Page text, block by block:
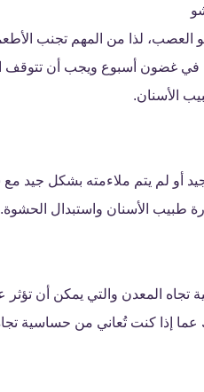
العصب، لذا من المهم تجنب
غضون أسبوع ويجب أن تتوقف
الأسنان.
أو لم يتم ملاءمته بشكل جيد
طبيب الأسنان واستبدال الحشوة.
المعدن والتي يمكن أن تؤثر
إذا كنت تُعاني من حساسية